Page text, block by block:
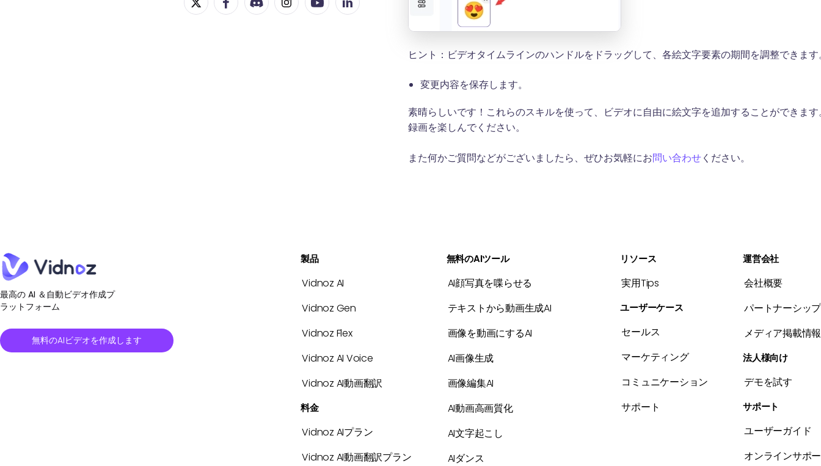
ヒント：ビデオタイムラインのハンドルをドラッグして、各絵文字要素の期間を調整できます
変更内容を保存します。
素晴らしいです！これらのスキルを使って、ビデオに自由に絵文字を追加することができます
録画を楽しんでください。
また何かご質問などがございましたら、ぜひお気軽にお問い合わせください。
最高の AI ＆自動ビデオ作成プ
ラットフォーム
無料のAIビデオを作成します
製品
Vidnoz AI
Vidnoz Gen
Vidnoz Flex
Vidnoz AI Voice
Vidnoz AI動画翻訳
料金
Vidnoz AIプラン
Vidnoz AI動画翻訳プラン
無料のAIツール
AI顔写真を喋らせる
テキストから動画生成AI
画像を動画にするAI
AI画像生成
画像編集AI
AI動画高画質化
AI文字起こし
AIダンス
リソース
実用Tips
ユーザーケース
セールス
マーケティング
コミュニケーション
サポート
運営会社
会社概要
パートナーシップ
メディア掲載情報
法人様向け
デモを試す
サポート
ユーザーガイド
オンラインサポ